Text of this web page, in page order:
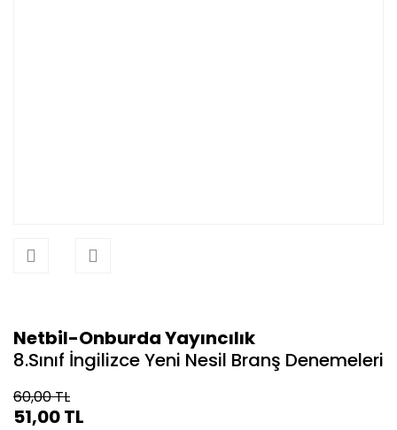
Netbil-Onburda Yayıncılık
8.Sınıf İngilizce Yeni Nesil Branş Denemeleri
60,00 TL
51,00 TL